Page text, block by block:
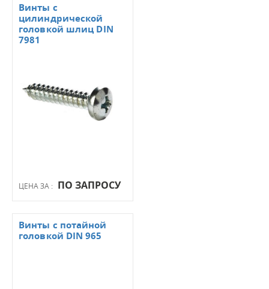
ЦЕНА ЗА : ПО ЗАПРОСУ
Винты с
цилиндрической
головкой шлиц DIN
7981
Винты с потайной
головкой DIN 965